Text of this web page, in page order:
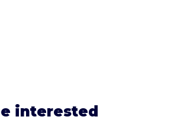
interested